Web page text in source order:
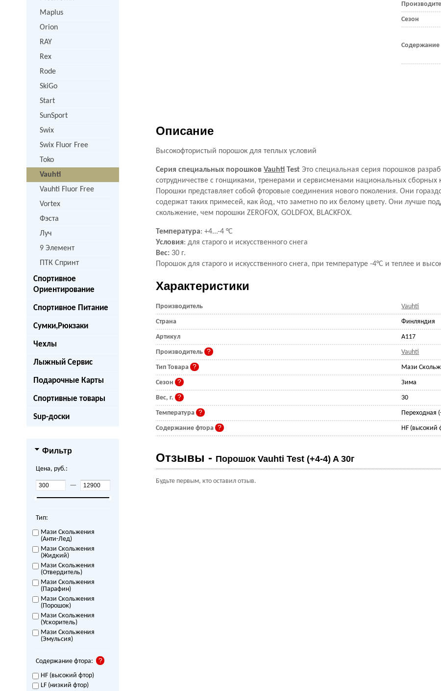
Maplus
Orion
RAY
Rex
Rode
SkiGo
Start
SunSport
Swix
Swix Fluor Free
Toko
Vauhti
Vauhti Fluor Free
Vortex
Фэста
Луч
9 Элемент
ПТК Спринт
Спортивное
Ориентирование
Спортивное Питание
Сумки,Рюкзаки
Чехлы
Лыжный Сервис
Подарочные Карты
Спортивные товары
Sup-доски
Фильтр
Цена, руб.:
—
Тип:
Мази Скольжения
(Анти-Лед)
Мази Скольжения
(Жидкий)
Мази Скольжения
(Отвердитель)
Мази Скольжения
(Парафин)
Мази Скольжения
(Порошок)
Мази Скольжения
(Ускоритель)
Мази Скольжения
(Эмульсия)
Содержание фтора:
HF (высокий фтор)
LF (низкий фтор)
Сезон
Содержание
Описание
Высокофтористый порошок для теплых условий
Серия специальных порошковVauhti Test Это специальная серия порошков
сотрудничестве с гонщиками, тренерами и сервисменами национальных сборных
Порошки представляет собой фторовые соединения нового поколения. Они
содержат таких примесей, как йод, что заметно по их белому цвету. Они лучше
скольжение, чем порошки ZEROFOX, GOLDFOX, BLACKFOX.
Температура: +4...-4 °С
Условия: для старого и искусственного снега
Вес: 30 г.
Порошок для старого и искусственного снега, при температуре -4°С и теплее и
Характеристики
Производитель Vauhti
Страна Финляндия
Артикул A117
Производитель Vauhti
Тип Товара Мази
Сезон Зима
Вес, г. 30
Температура Переходная
Содержание фтора HF (высокий
Отзывы - Порошок Vauhti Test (+4-4) A 30г
Будьте первым, кто оставил отзыв.